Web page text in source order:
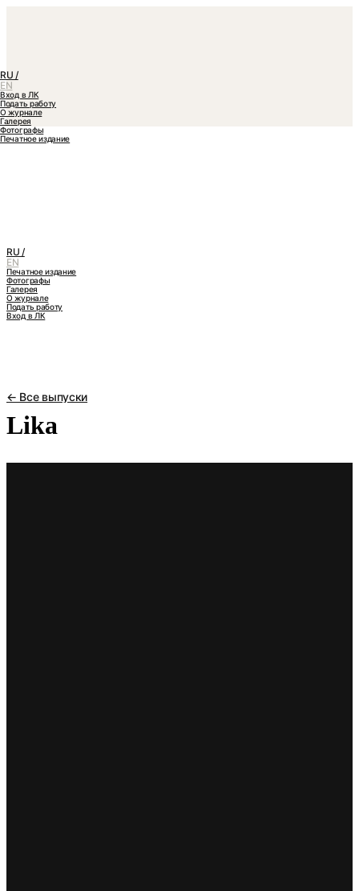
RU /
EN
Печатное издание
Фотографы
Галерея
О журнале
Подать работу
Вход в ЛК
← Все выпуски
RU /
EN
Вход в ЛК
Подать работу
О журнале
Галерея
Фотографы
Печатное издание
Lika